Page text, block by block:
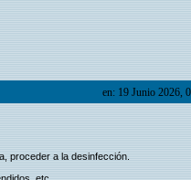
en: 19 Junio 2026,
proceder a la desinfección.